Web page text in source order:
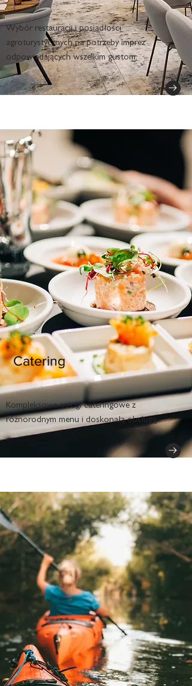
Wybór restauracji i posiadłości
agroturystycznych na potrzeby imprez
odpowiadających wszelkim gustom.
Catering
Kompleksowe usługi cateringowe z
różnorodnym menu i doskonałą obsługą.